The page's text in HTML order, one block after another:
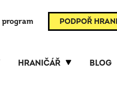
PODPOŘ
HRANIČÁŘ BLOG